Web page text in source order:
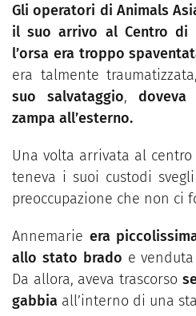
Gli operatori di Animals
il suo arrivo al Centro di
l’orsa era troppo
era talmente
suo salvataggio, doveva
zampa all’esterno.
Una volta arrivata al
teneva i suoi custodi
preoccupazione che non ci
Annemarie era
allo stato brado e
Da allora, aveva trascorso
gabbia all’interno di una